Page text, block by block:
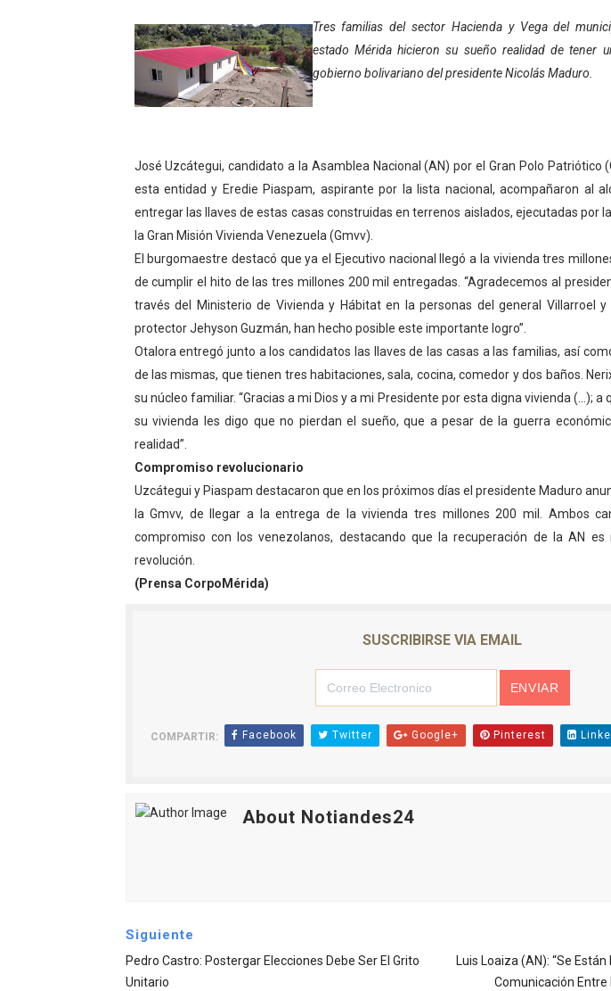
Gobierno bolivariano avanza en la transformación del
Niños merideños aprenden sobre gaita de tambora con
Hospital universitario muestra sus avances en visita del
Gobernación de Mérida fortalece el desarrollo productivo
Corposalud inició talleres para aspirantes al curso de
Fortalecen formación académica de médicos en proceso
Fortaleciendo la economía comunal en El Vigía con
Campo Elías consolida plan de bacheo en el sector La
Fundecem inició con éxito el taller vacacional de origami
El Lactario del Iahula celebra la Semana Mundial de la
Plan Vacacional "Venezuela Ríe 2026" brinda recreación
Iniciación al yoga reúne a diversos clubes deportivos de
Mincomunas impulsa el autogobierno en Mérida con plan
Expertos inspeccionan espacios del OAN para la
Tres familias del sector Hacienda y Vega del
estado Mérida hicieron su sueño realidad de tener
gobierno bolivariano del presidente Nicolás Maduro.
José Uzcátegui, candidato a la Asamblea Nacional (AN) por el Gran Polo Patriótico
esta entidad y Eredie Piaspam, aspirante por la lista nacional, acompañaron al
entregar las llaves de estas casas construidas en terrenos aislados, ejecutadas por
la Gran Misión Vivienda Venezuela (Gmvv).
El burgomaestre destacó que ya el Ejecutivo nacional llegó a la vivienda tres
de cumplir el hito de las tres millones 200 mil entregadas. “Agradecemos al
través del Ministerio de Vivienda y Hábitat en la personas del general Villarroel
protector Jehyson Guzmán, han hecho posible este importante logro”.
Otalora entregó junto a los candidatos las llaves de las casas a las familias, así
de las mismas, que tienen tres habitaciones, sala, cocina, comedor y dos baños.
su núcleo familiar. “Gracias a mi Dios y a mi Presidente por esta digna vivienda (…); a
su vivienda les digo que no pierdan el sueño, que a pesar de la guerra
realidad”.
Compromiso revolucionario
Uzcátegui y Piaspam destacaron que en los próximos días el presidente Maduro
la Gmvv, de llegar a la entrega de la vivienda tres millones 200 mil. Ambos
compromiso con los venezolanos, destacando que la recuperación de la AN
revolución.
(Prensa CorpoMérida)
SUSCRIBIRSE VIA EMAIL
COMPARTIR: Facebook Twitter Google+ Pinterest
About Notiandes24
Siguiente
Pedro Castro: Postergar Elecciones Debe Ser El Grito
Unitario
Luis Loaiza (AN): “Se
Comunicación Entre